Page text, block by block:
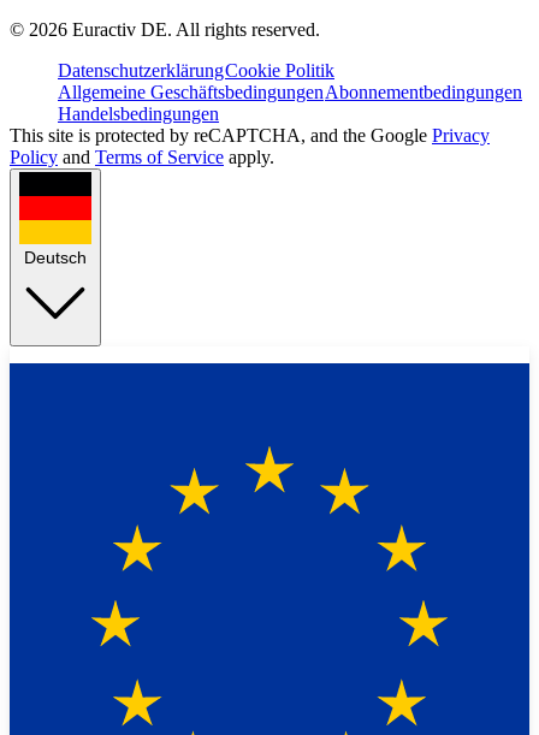
© 2026 Euractiv DE. All rights reserved.
DatenschutzerklärungCookie Politik
Allgemeine GeschäftsbedingungenAbonnementbedingungen
Handelsbedingungen
This site is protected by reCAPTCHA, and the Google Privacy
Policy and Terms of Service apply.
Deutsch